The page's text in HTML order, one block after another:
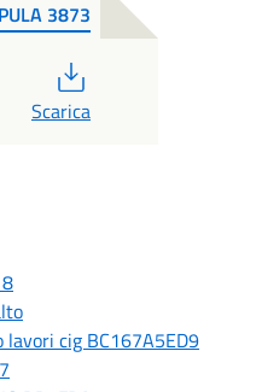
3873
Scarica
cig BC167A5ED9